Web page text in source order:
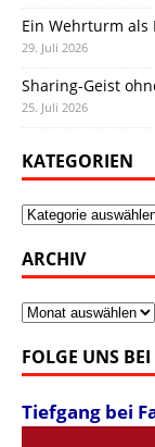
Ein Wehrturm als
29. Juli 2026
Sharing-Geist
25. Juli 2026
KATEGORIEN
Kategorien
ARCHIV
Archiv
FOLGE UNS
Tiefgang bei